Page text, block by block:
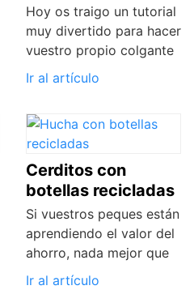
Hoy os traigo un tutorial
muy divertido para hacer
vuestro propio colgante
Ir al artículo
Cerditos con
botellas recicladas
Si vuestros peques están
aprendiendo el valor del
ahorro, nada mejor que
Ir al artículo